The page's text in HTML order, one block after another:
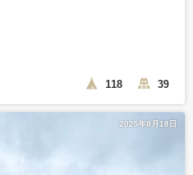
118 39
2025年8月18日